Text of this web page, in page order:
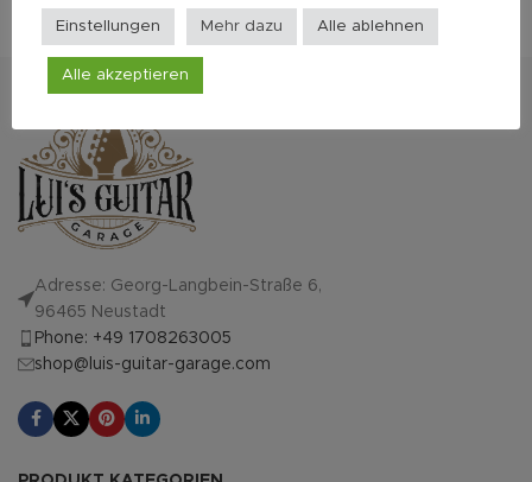
Adresse: Georg-Langbein-Straße 6,
96465 Neustadt
Phone: +49 1708263005
shop@luis-guitar-garage.com
Einstellungen Mehr dazu Alle ablehnen
Alle akzeptieren